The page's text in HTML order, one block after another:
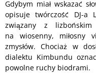
Gdybym miał wskazać
opisuje twórczość DJ-a
związany z
na wiosenny, miłosny
zmysłów. Chociaż w
dialektu Kimbundu
powolne ruchy biodrami.